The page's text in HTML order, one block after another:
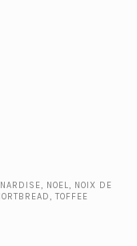
, NOEL, NOIX DE
, TOFFEE